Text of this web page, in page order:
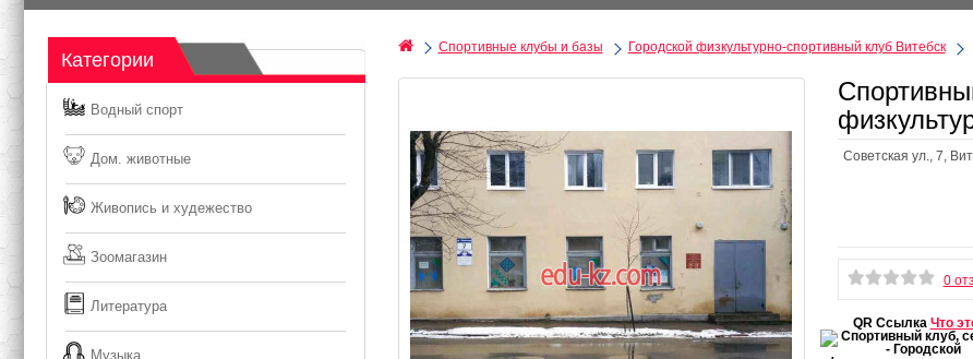
Категории
Водный спорт
Дом. животные
Живопись и худежество
Зоомагазин
Литература
Музыка
Спортивные клубы и базы Городской физкультурно-спортивный клуб Витебск
Советская ул., 7,
0
QR Ссылка Что